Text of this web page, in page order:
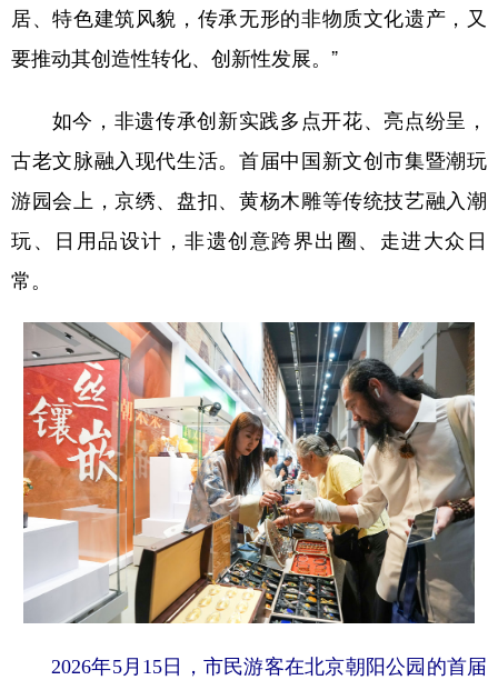
居、特色建筑风貌，传承无形的非物质文化遗产，又
要推动其创造性转化、创新性发展。”
如今，非遗传承创新实践多点开花、亮点纷呈，
古老文脉融入现代生活。首届中国新文创市集暨潮玩
游园会上，京绣、盘扣、黄杨木雕等传统技艺融入潮
玩、日用品设计，非遗创意跨界出圈、走进大众日
常。
2026年5月15日，市民游客在北京朝阳公园的首届